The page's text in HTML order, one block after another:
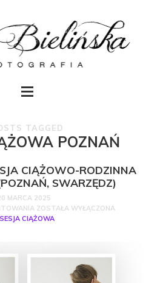
TAGGED
POZNAŃ
CIĄŻOWO-RODZINNA
SWARZĘDZ)
MARCA 2025
ZOSTAŁA WYŁĄCZONA
SESJA CIĄŻOWA